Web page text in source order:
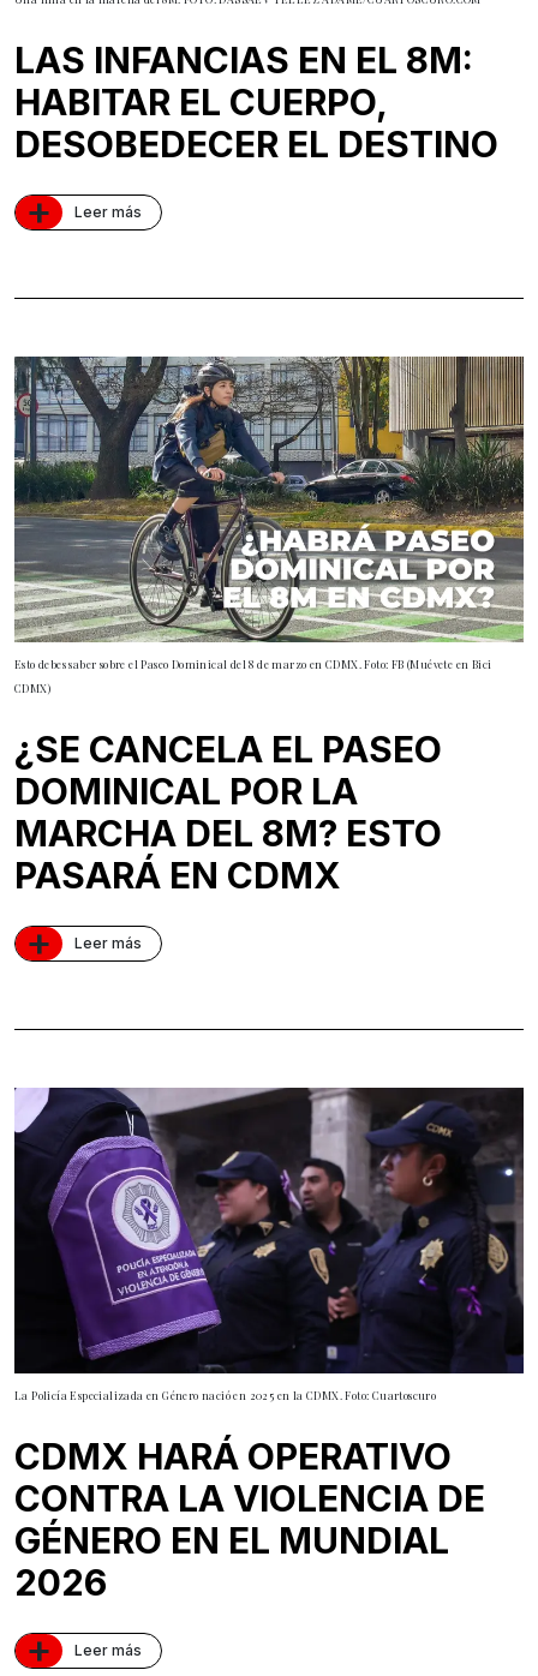
LAS INFANCIAS EN EL 8M:
HABITAR EL CUERPO,
DESOBEDECER EL DESTINO
+ Leer más
Esto debes saber sobre el Paseo Dominical del 8 de marzo en CDMX. Foto: FB (Muévete en Bici
CDMX)
¿SE CANCELA EL PASEO
DOMINICAL POR LA
MARCHA DEL 8M? ESTO
PASARÁ EN CDMX
+ Leer más
La Policía Especializada en Género nació en 2025 en la CDMX. Foto: Cuartoscuro
CDMX HARÁ OPERATIVO
CONTRA LA VIOLENCIA DE
GÉNERO EN EL MUNDIAL
2026
+ Leer más